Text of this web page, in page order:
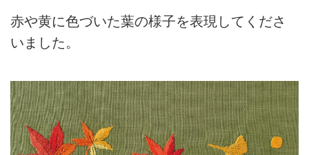
赤や黄に色づいた葉の様子を表現してくださ
いました。